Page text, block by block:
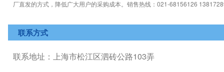
厂直发的方式，降低广大用户的采购成本。销售热线：021-68156126
联系方式
联系地址：上海市松江区泗砖公路103弄